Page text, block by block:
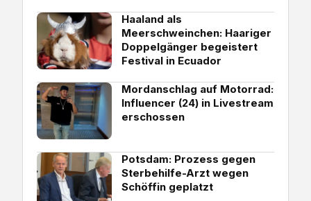
Haaland als
Meerschweinchen: Haariger
Doppelgänger begeistert
Festival in Ecuador
Mordanschlag auf Motorrad:
Influencer (24) in Livestream
erschossen
Potsdam: Prozess gegen
Sterbehilfe-Arzt wegen
Schöffin geplatzt